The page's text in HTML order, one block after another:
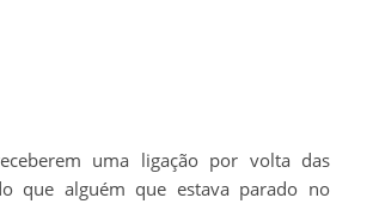
uma ligação por volta das
que alguém que estava parado no